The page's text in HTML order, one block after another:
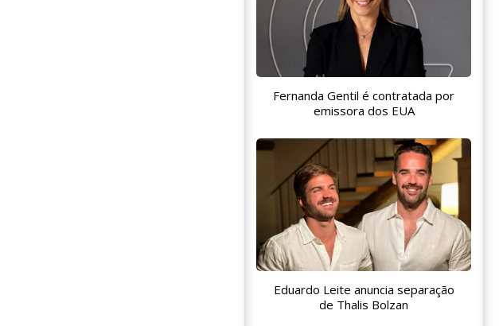
Fernanda Gentil é contratada por
emissora dos EUA
Eduardo Leite anuncia separação
de Thalis Bolzan